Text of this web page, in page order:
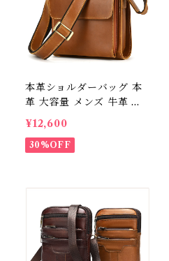
本革ショルダーバッグ 本
革 大容量 メンズ 牛革 オ
イルレザー アウトドア 旅
行 レジャー 本革鞄 男女兼
用 旅行 オシャレ 送料無料
¥12,600
30%OFF